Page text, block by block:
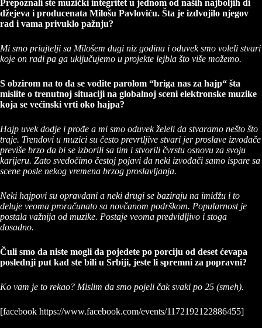
Prepoznali ste muzički integritet u jednom od naših najboljih di
džejeva i producenata Milošu Pavloviću. Šta je izdvojilo njegov
rad i vama privuklo pažnju?
Mi smo priajtelji sa Milošem dugi niz godina i oduvek smo voleli stvari
koje on radi pa ga uključujemo u projekte lejbla što više možemo.
S obzirom na to da se vodite parolom “briga nas za hajp“ šta
mislite o trenutnoj situaciji na globalnoj sceni elektronske muzike
koja se većinski vrti oko hajpa?
Hajp uvek dodje i prođe a mi smo oduvek želeli da stvaramo nešto što
traje. Trendovi u muzici su često prevrtljive stvari jer proslave izvođače
previše brzo da bi se izborili sa tim i stvorili čvrstu osnovu za svoju
karijeru. Zato svedočimo čestoj pojavi da neki izvođači samo ispare sa
scene posle nekog vremena brzog proslavljanja.
Neki hajpovi su opravdani a neki drugi se baziraju na imidžu i to
deluje veoma proračunato sa novčanom podrškom. Popularnost je
postala važnija od muzike. Postaje veoma predvidljivo i stoga
dosadno.
Čuli smo da niste mogli da pojedete po porciju od deset ćevapa
poslednji put kad ste bili u Srbiji, jeste li spremni za popravni?
Ko vam je to rekao? Mislim da smo pojeli čak svaki po 25 (smeh).
[facebook https://www.facebook.com/events/1172192122886455]